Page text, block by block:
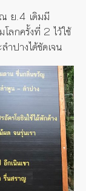
ย.4 เดิมมี
ลกครั้งที่ 2 ไว้ใช้
ปางได้ชัดเจน